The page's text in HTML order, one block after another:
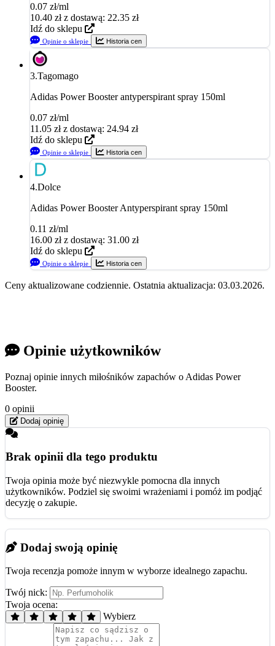
0.07 zł/ml
10.40 zł z dostawą: 22.35 zł
Idź do sklepu
Opinie o sklepie Historia cen
3.Tagomago
Adidas Power Booster antyperspirant spray 150ml
0.07 zł/ml
11.05 zł z dostawą: 24.94 zł
Idź do sklepu
Opinie o sklepie Historia cen
4.Dolce
Adidas Power Booster Antyperspirant spray 150ml
0.11 zł/ml
16.00 zł z dostawą: 31.00 zł
Idź do sklepu
Opinie o sklepie Historia cen
Ceny aktualizowane codziennie. Ostatnia aktualizacja: 03.03.2026.
Opinie użytkowników
Poznaj opinie innych miłośników zapachów o Adidas Power
Booster.
0 opinii
Dodaj opinię
Brak opinii dla tego produktu
Twoja opinia może być niezwykle pomocna dla innych
użytkowników. Podziel się swoimi wrażeniami i pomóż im podjąć
decyzję o zakupie.
Dodaj swoją opinię
Twoja recenzja pomoże innym w wyborze idealnego zapachu.
Twój nick:
Twoja ocena:
Wybierz